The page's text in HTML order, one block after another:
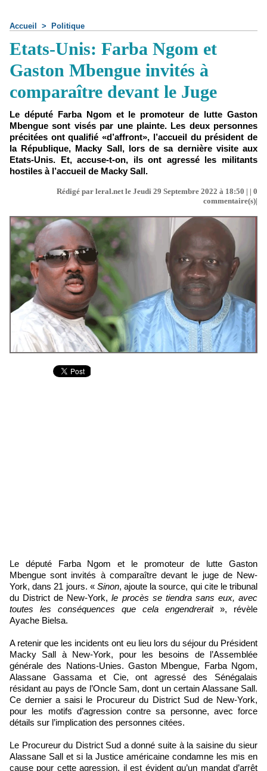
Accueil > Politique
Etats-Unis: Farba Ngom et
Gaston Mbengue invités à
comparaître devant le Juge
Le député Farba Ngom et le promoteur de lutte Gaston
Mbengue sont visés par une plainte. Les deux personnes
précitées ont qualifié «d’affront», l’accueil du président de
la République, Macky Sall, lors de sa dernière visite aux
Etats-Unis. Et, accuse-t-on, ils ont agressé les militants
hostiles à l’accueil de Macky Sall.
Rédigé par leral.net le Jeudi 29 Septembre 2022 à 18:50 | | 0
commentaire(s)|
Le député Farba Ngom et le promoteur de lutte Gaston
Mbengue sont invités à comparaître devant le juge de New-
York, dans 21 jours. « Sinon, ajoute la source, qui cite le tribunal
du District de New-York,le procès se tiendra sans eux, avec
toutes les conséquences que cela engendrerait», révèle
Ayache Bielsa.
A retenir que les incidents ont eu lieu lors du séjour du Président
Macky Sall à New-York, pour les besoins de l’Assemblée
générale des Nations-Unies. Gaston Mbengue, Farba Ngom,
Alassane Gassama et Cie, ont agressé des Sénégalais
résidant au pays de l’Oncle Sam, dont un certain Alassane Sall.
Ce dernier a saisi le Procureur du District Sud de New-York,
pour les motifs d’agression contre sa personne, avec force
détails sur l’implication des personnes citées.
Le Procureur du District Sud a donné suite à la saisine du sieur
Alassane Sall et si la Justice américaine condamne les mis en
cause pour cette agression, il est évident qu’un mandat d’arrêt